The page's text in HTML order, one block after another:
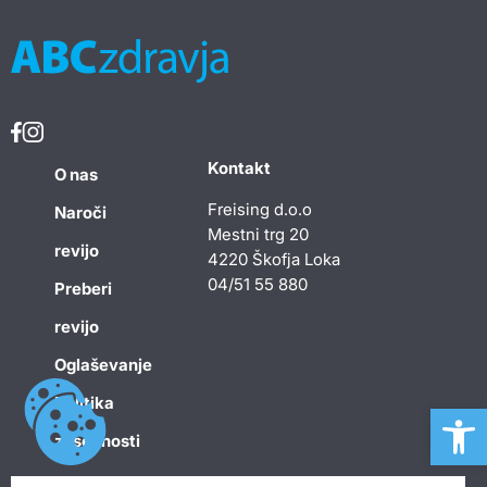
O nas
Naroči
revijo
Preberi
revijo
Oglaševanje
Politika
zasebnosti
Kontakt
Freising d.o.o
Mestni trg 20
4220 Škofja Loka
04/51 55 880